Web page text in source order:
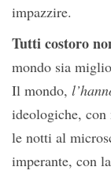
impazzire.
Tutti costoro
mondo sia
Il mondo,
ideologiche,
le notti al
imperante, con